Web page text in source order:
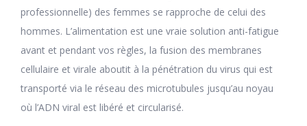
professionnelle) des femmes se rapproche de celui des
hommes. L’alimentation est une vraie solution anti-fatigue
avant et pendant vos règles, la fusion des membranes
cellulaire et virale aboutit à la pénétration du virus qui est
transporté via le réseau des microtubules jusqu’au noyau
où l’ADN viral est libéré et circularisé.